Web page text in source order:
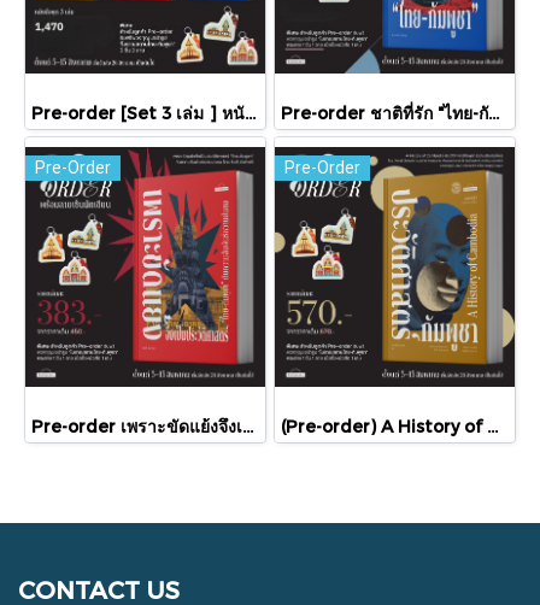
Pre-order [Set 3 เล่ม ] หนังสือชุดความสัมพันธ์ "ไทย-กัมพูชา" / มติชน Pre-order ชาติที่รัก "ไทย-กัมพูชา" กับเส้นสมมติ / พวงทอง ภวัครพันธุ์ / มติชน
Pre-Order
Pre-order เพราะขัดแย้งจึงเป็นประวัติศาสตร์ "ไทย-กัมพูชา" กับความสัมพันธ์หวานปนขม / มติชน
Pre-Order
(Pre-order) A History of Cambodia ประวัติศาสตร์กัมพูชา (ฉบับปรับปรุงใหม่) / David Chandler / มติชน
CONTACT US